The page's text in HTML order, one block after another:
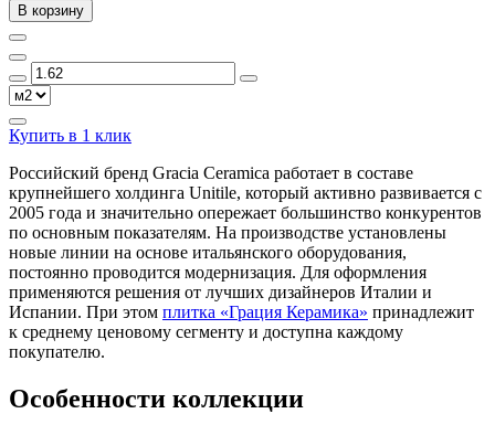
В корзину
Купить в 1 клик
Российский бренд Gracia Ceramica работает в составе
крупнейшего холдинга Unitile, который активно развивается с
2005 года и значительно опережает большинство конкурентов
по основным показателям. На производстве установлены
новые линии на основе итальянского оборудования,
постоянно проводится модернизация. Для оформления
применяются решения от лучших дизайнеров Италии и
Испании. При этом плитка «Грация Керамика» принадлежит
к среднему ценовому сегменту и доступна каждому
покупателю.
Особенности коллекции